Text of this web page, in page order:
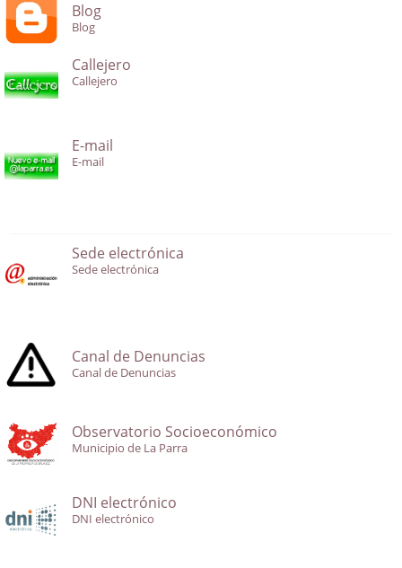
Blog
Blog
Callejero
Callejero
E-mail
E-mail
Sede electrónica
Sede electrónica
Canal de Denuncias
Canal de Denuncias
Observatorio Socioeconómico
Municipio de La Parra
DNI electrónico
DNI electrónico